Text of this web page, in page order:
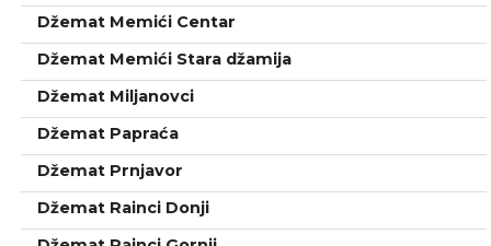
Džemat Memići Centar
Džemat Memići Stara džamija
Džemat Miljanovci
Džemat Papraća
Džemat Prnjavor
Džemat Rainci Donji